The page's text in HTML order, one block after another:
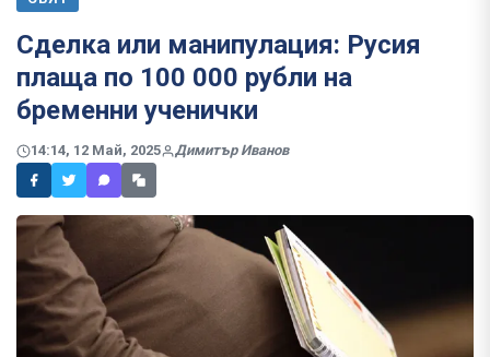
Сделка или манипулация: Русия
плаща по 100 000 рубли на
бременни ученички
14:14, 12 Май, 2025 Димитър Иванов